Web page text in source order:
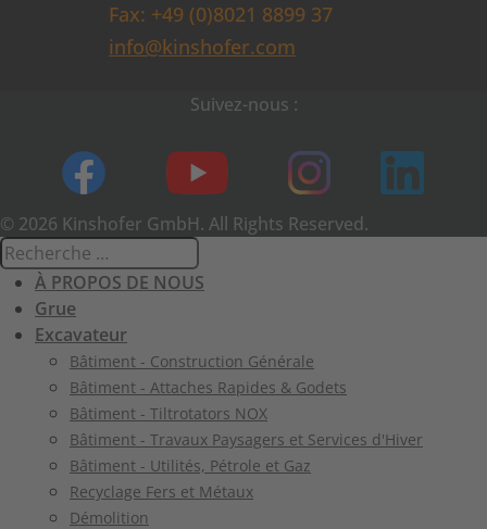
Fax: +49 (0)8021 8899 37
info@kinshofer.com
Suivez-nous :
© 2026 Kinshofer GmbH. All Rights Reserved.
À PROPOS DE NOUS
Grue
Excavateur
Bâtiment - Construction Générale
Bâtiment - Attaches Rapides & Godets
Bâtiment - Tiltrotators NOX
Bâtiment - Travaux Paysagers et Services d'Hiver
Bâtiment - Utilités, Pétrole et Gaz
Recyclage Fers et Métaux
Démolition